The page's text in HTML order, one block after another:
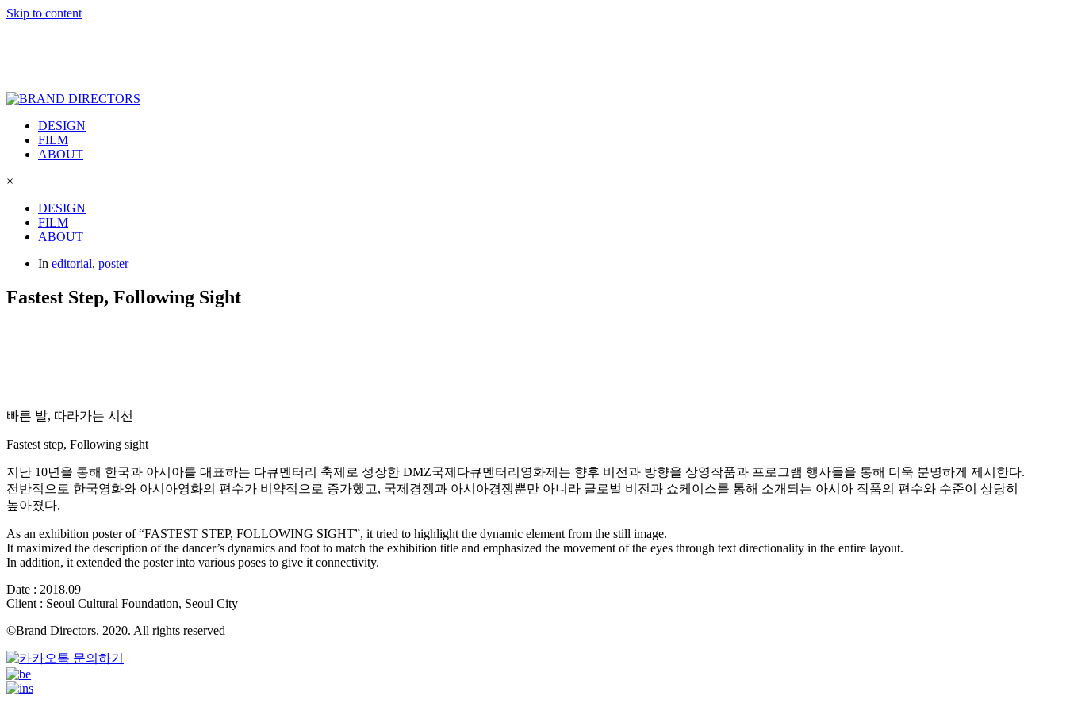
Skip to content
DESIGN
FILM
ABOUT
×
DESIGN
FILM
ABOUT
In editorial, poster
Fastest Step, Following Sight
빠른 발, 따라가는 시선
Fastest step, Following sight
지난 10년을 통해 한국과 아시아를 대표하는 다큐멘터리 축제로 성장한 DMZ국제다큐멘터리영화제는 향후 비전과 방향을 상영작품과 프로그램 행사들을 통해 더욱 분명하게 제시한다.
전반적으로 한국영화와 아시아영화의 편수가 비약적으로 증가했고, 국제경쟁과 아시아경쟁뿐만 아니라 글로벌 비전과 쇼케이스를 통해 소개되는 아시아 작품의 편수와 수준이 상당히
높아졌다.
As an exhibition poster of “FASTEST STEP, FOLLOWING SIGHT”, it tried to highlight the dynamic element from the still image.
It maximized the description of the dancer’s dynamics and foot to match the exhibition title and emphasized the movement of the eyes through text directionality in the entire layout.
In addition, it extended the poster into various poses to give it connectivity.
Date : 2018.09
Client : Seoul Cultural Foundation, Seoul City
©Brand Directors. 2020. All rights reserved